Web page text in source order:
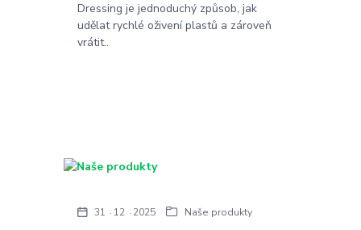
Dressing je jednoduchý způsob, jak
udělat rychlé oživení plastů a zároveň
vrátit..
31 12 2025 Naše produkty